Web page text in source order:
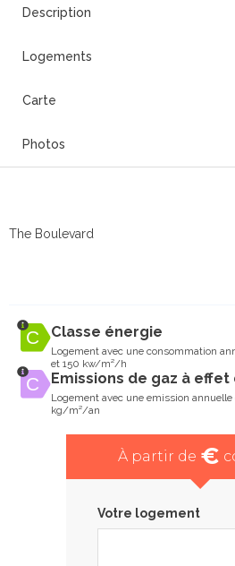
Description
Logements
Carte
Photos
The Boulevard
Classe énergie
Logement avec une consommation
et 150 kw/m²/h
Emissions de gaz à
Logement avec une emission annuelle
kg/m²/an
À partir de €
Votre logement